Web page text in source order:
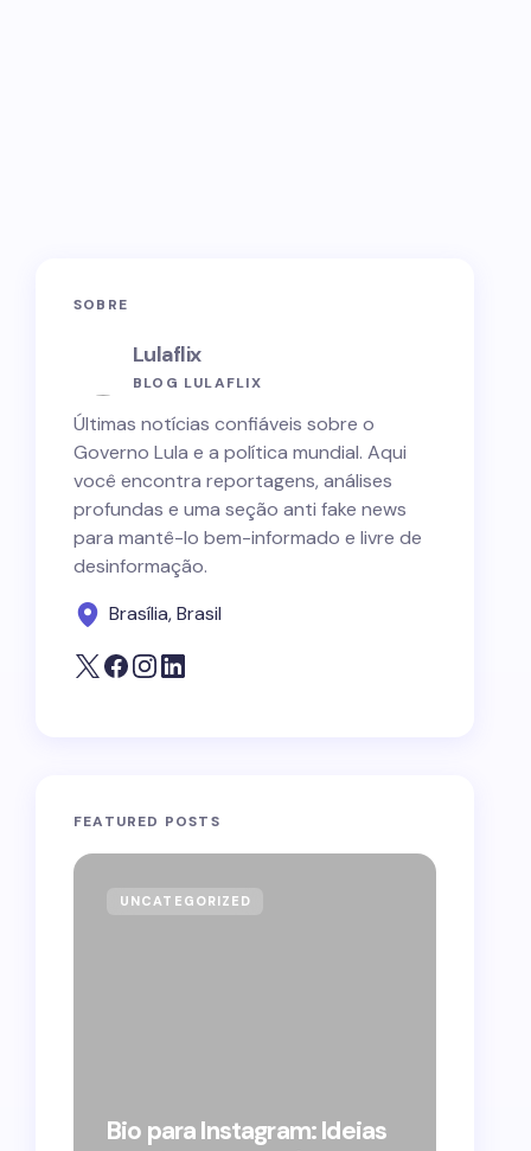
SOBRE
Lulaflix
BLOG LULAFLIX
Últimas notícias confiáveis sobre o
Governo Lula e a política mundial. Aqui
você encontra reportagens, análises
profundas e uma seção anti fake news
para mantê-lo bem-informado e livre de
desinformação.
Brasília, Brasil
FEATURED POSTS
UNCATEGORIZED
Bio para Instagram: Ideias